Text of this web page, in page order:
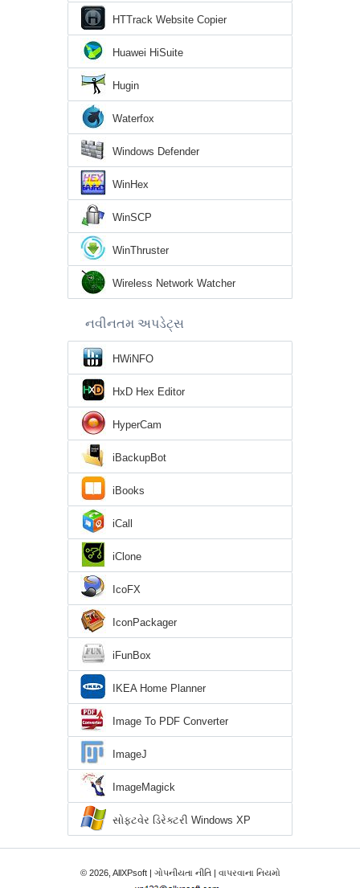
HTTrack Website Copier
Huawei HiSuite
Hugin
Waterfox
Windows Defender
WinHex
WinSCP
WinThruster
Wireless Network Watcher
નવીનતમ અપડેટ્સ
HWiNFO
HxD Hex Editor
HyperCam
iBackupBot
iBooks
iCall
iClone
IcoFX
IconPackager
iFunBox
IKEA Home Planner
Image To PDF Converter
ImageJ
ImageMagick
સોફ્ટવેર ડિરેક્ટરી Windows XP
© 2026, AllXPsoft | ગોપનીયતા નીતિ | વાપરવાના નિયમો